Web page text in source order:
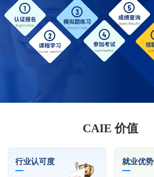
CAIE 价值
行业认可度 就业优势